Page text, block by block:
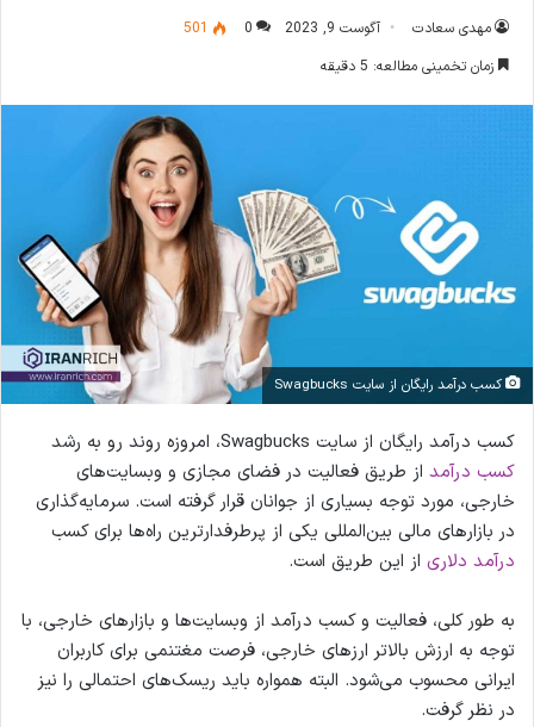
مهدی سعادت آگوست 9, 2023 0
501
زمان تخمینی مطالعه: 5 دقیقه
کسب درآمد رایگان از سایت Swagbucks
کسب درآمد رایگان از سایت Swagbucks، امروزه روند رو به رشد
کسب درآمد از طریق فعالیت در فضای مجازی و وبسایت‌های
خارجی، مورد توجه بسیاری از جوانان قرار گرفته است. سرمایه‌گذاری
در بازارهای مالی بین‌المللی یکی از پرطرفدارترین راه‌ها برای کسب
درآمد دلاری از این طریق است.
به طور کلی، فعالیت و کسب درآمد از وبسایت‌ها و بازارهای خارجی، با
توجه به ارزش بالاتر ارزهای خارجی، فرصت مغتنمی برای کاربران
ایرانی محسوب می‌شود. البته همواره باید ریسک‌های احتمالی را نیز
در نظر گرفت.